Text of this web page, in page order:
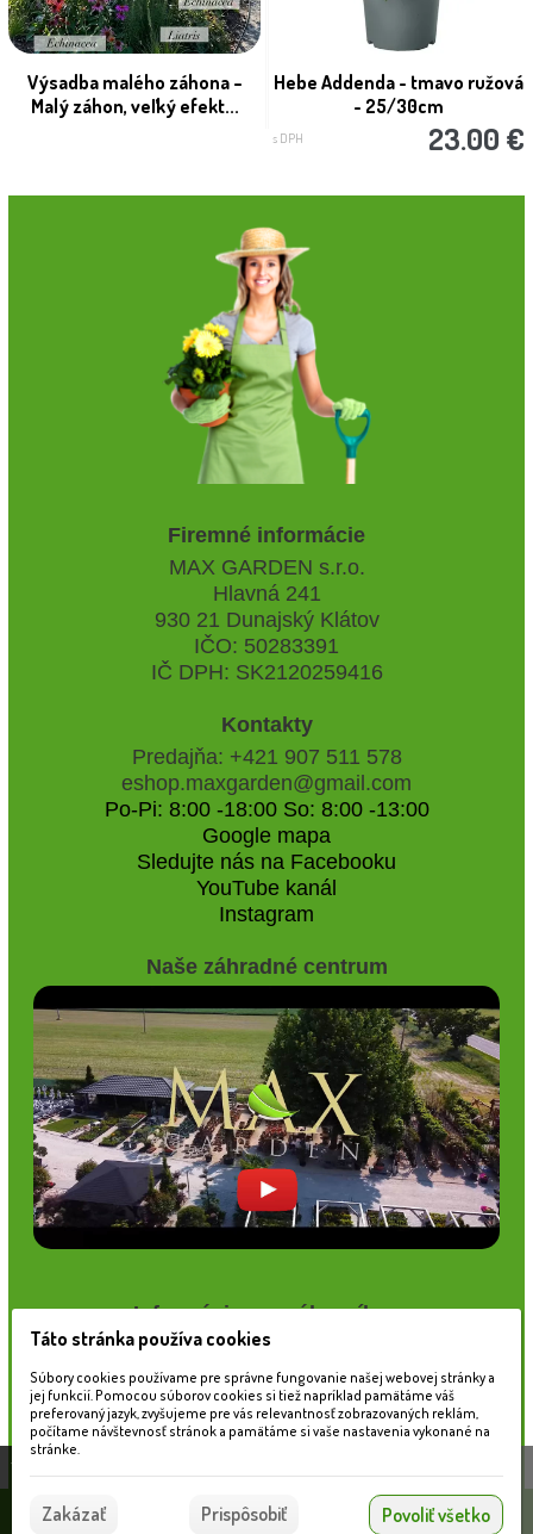
Výsadba malého záhona –
Malý záhon, veľký efekt...
Hebe Addenda - tmavo ružová
- 25/30cm
s DPH 23.00 €
Firemné informácie
MAX GARDEN s.r.o.
Hlavná 241
930 21 Dunajský Klátov
IČO: 50283391
IČ DPH: SK2120259416
Kontakty
Predajňa: +421 907 511 578
eshop.maxgarden@gmail.com
Po-Pi: 8:00 -18:00 So: 8:00 -13:00
Google mapa
Sledujte nás na Facebooku
YouTube kanál
Instagram
Naše záhradné centrum
Informácie pre zákazníkov
Blog
Obchodné podmienky
Ochrana osobných údajov
Platobné možnosti
© 2026 WEXBO |www.wexbo.com | Prihlásiť
Táto stránka používa súbory cookies, ktoré nám
pomáhajú poskytovať služby. Používaním našich
služieb vyjadrujete súhlas s používaním súborov
Súhlasím
Táto stránka používa cookies
Súbory cookies používame pre správne fungovanie našej webovej stránky a
jej funkcií. Pomocou súborov cookies si tiež napríklad pamätáme váš
preferovaný jazyk, zvyšujeme pre vás relevantnosť zobrazovaných reklám,
počítame návštevnosť stránok a pamätáme si vaše nastavenia vykonané na
stránke.
Zakázať Prispôsobiť Povoliť všetko